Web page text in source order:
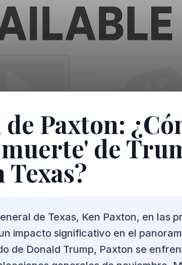
Paxton:
de
de Texas, Ken Paxton, en las
impacto significativo en el
de Donald Trump, Paxton se